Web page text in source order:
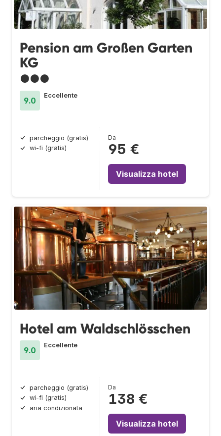
Pension am Großen Garten
KG
●●●
9.0
Eccellente
parcheggio (gratis)
wi-fi (gratis)
Da
95 €
Visualizza hotel
Hotel am Waldschlösschen
9.0
Eccellente
parcheggio (gratis)
wi-fi (gratis)
aria condizionata
Da
138 €
Visualizza hotel